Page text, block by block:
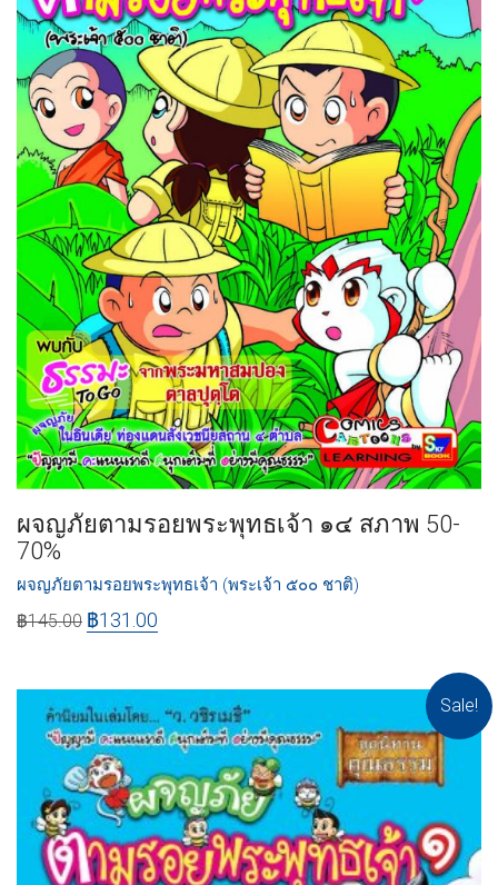
ผจญภัยตามรอยพระพุทธเจ้า ๑๔ สภาพ 50-
70%
ผจญภัยตามรอยพระพุทธเจ้า (พระเจ้า ๕๐๐ ชาติ)
฿145.00 ฿131.00
Sale!